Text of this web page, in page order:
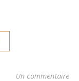
Un commentaire